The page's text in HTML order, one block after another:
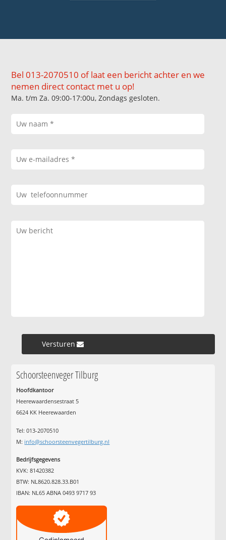
Bel 013-2070510 of laat een bericht achter en we
nemen direct contact met u op!
Ma. t/m Za. 09:00-17:00u, Zondags gesloten.
Versturen »
Schoorsteenveger Tilburg
Hoofdkantoor
Heerewaardensestraat 5
6624 KK Heerewaarden
Tel: 013-2070510
M: info@schoorsteenvegertilburg.nl
Bedrijfsgegevens
KVK: 81420382
BTW: NL8620.828.33.B01
IBAN: NL65 ABNA 0493 9717 93